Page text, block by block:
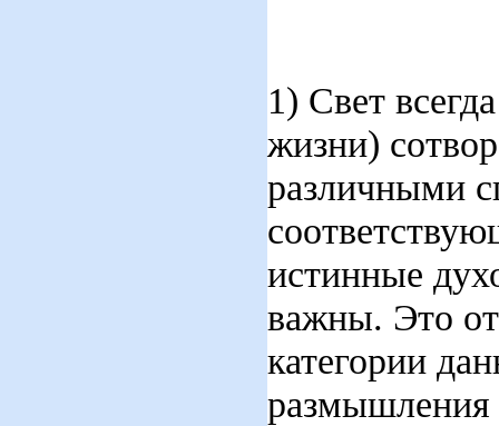
1) Свет
жизни)
различными
истинные
важны. Это
категории
размышления